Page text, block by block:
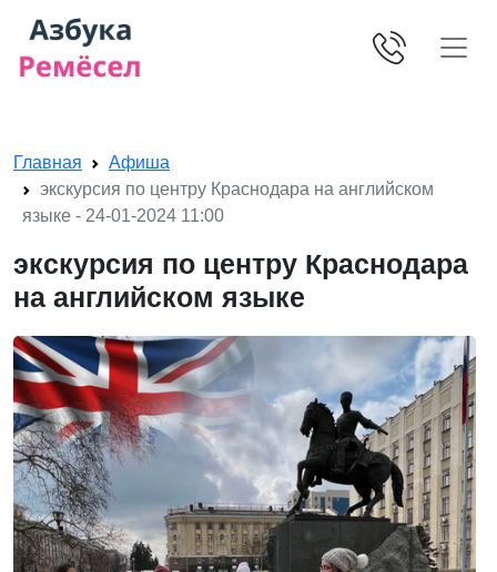
Главная
Афиша
экскурсия по центру Краснодара на английском
языке - 24-01-2024 11:00
экскурсия по центру Краснодара
на английском языке